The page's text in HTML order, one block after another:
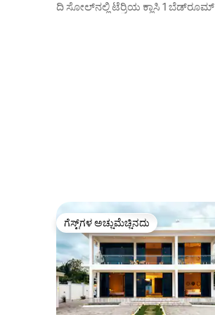
ದಿ ಸೋಲ್‌ನಲ್ಲಿ ಟೆರ್ರಿಯ ಕ್ಲಾಸಿ 1 ಬೆಡ್‌ರೂಮ್
ಗೆಸ್ಟ್‌ಗಳ ಅಚ್ಚುಮೆಚ್ಚಿನದು
ಗೆಸ್ಟ್‌ಗಳ ಅಚ್ಚುಮೆಚ್ಚಿನದು